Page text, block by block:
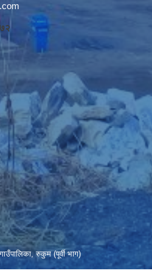
रुकुम (पूर्वी भाग)